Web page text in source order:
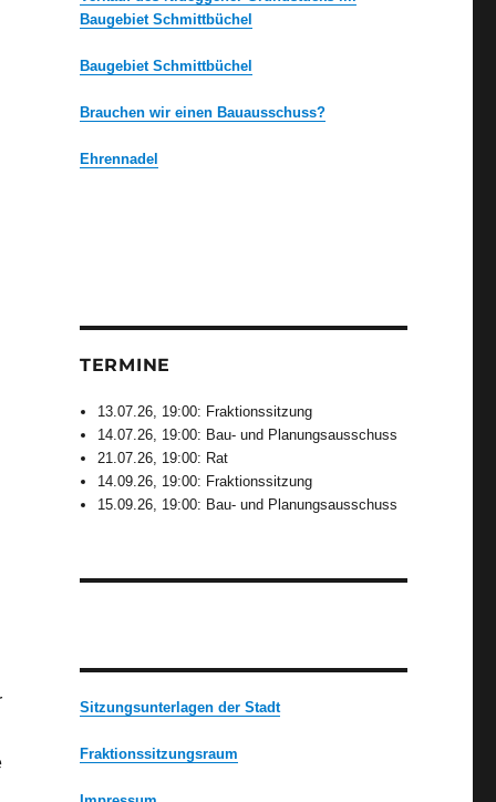
Baugebiet Schmittbüchel
Baugebiet Schmittbüchel
Brauchen wir einen Bauausschuss?
Ehrennadel
TERMINE
13.07.26, 19:00: Fraktionssitzung
14.07.26, 19:00: Bau- und Planungsausschuss
21.07.26, 19:00: Rat
14.09.26, 19:00: Fraktionssitzung
15.09.26, 19:00: Bau- und Planungsausschuss
Sitzungsunterlagen der Stadt
Fraktionssitzungsraum